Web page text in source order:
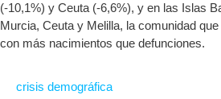
(-10,1%) y Ceuta (-6,6%), y en las Islas
Murcia, Ceuta y Melilla, la comunidad
con más nacimientos que defunciones.
crisis demográfica